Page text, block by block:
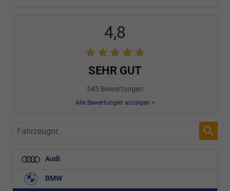
4,8
SEHR GUT
545 Bewertungen
Alle Bewertungen anzeigen >
Fahrzeugnr.
Audi
BMW